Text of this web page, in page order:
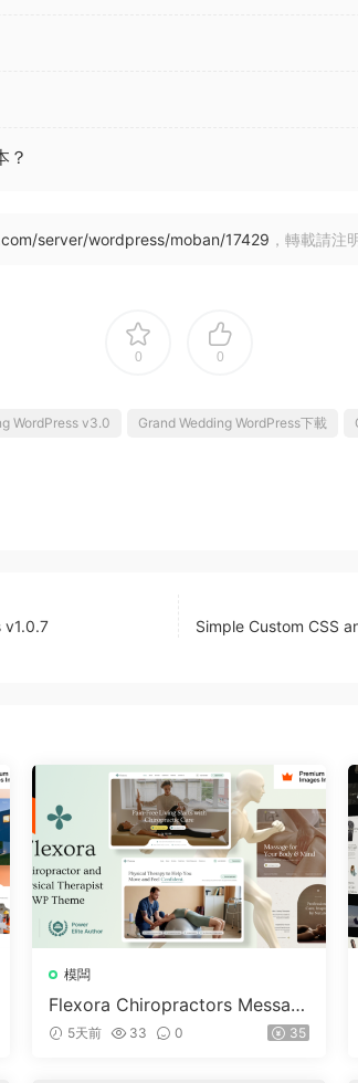
？
server/wordpress/moban/17429 ，轉載請注
0 0
WordPress v3.0 Grand Wedding WordPress下載
v1.0.7
Simple Custom CSS
模闆
Flexora Chiropractors Messag
e and Physical Therapists Wor
5天前 33 0 35